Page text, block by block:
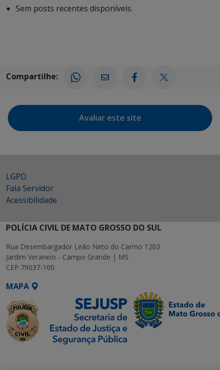
Sem posts recentes disponíveis.
Compartilhe:
Avaliar este site
LGPD
Fala Servidor
Acessibilidade
POLÍCIA CIVIL DE MATO GROSSO DO SUL
Rua Desembargador Leão Neto do Carmo 1203
Jardim Veraneio - Campo Grande | MS
CEP 79037-100
MAPA